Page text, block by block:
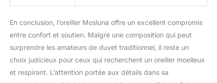
rencontrez des
problèmes de qualité et
dans les 24 heures.
En conclusion, l’oreiller Mosluna offre un excellent compromis
entre confort et soutien. Malgré une composition qui peut
surprendre les amateurs de duvet traditionnel, il reste un
choix judicieux pour ceux qui recherchent un oreiller moelleux
et respirant. L’attention portée aux détails dans sa